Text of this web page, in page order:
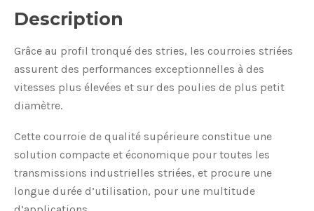
Description
Grâce au profil tronqué des stries, les courroies striées
assurent des performances exceptionnelles à des
vitesses plus élevées et sur des poulies de plus petit
diamètre.
Cette courroie de qualité supérieure constitue une
solution compacte et économique pour toutes les
transmissions industrielles striées, et procure une
longue durée d’utilisation, pour une multitude